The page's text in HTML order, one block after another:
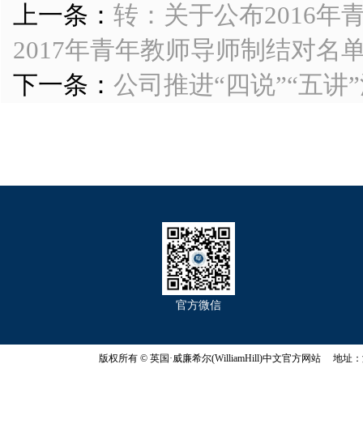
上一条： 转：关于公布2016年
2017年青年教师导师制结对名
下一条： 公司推进“四说”“五讲
官方微信
版权所有 © 英国·威廉希尔(WilliamHill)中文官方网站 地址：